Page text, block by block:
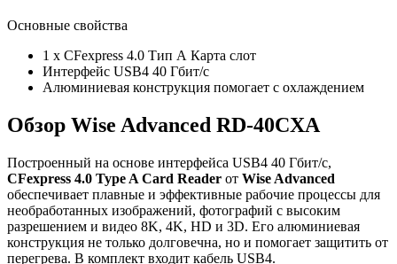
Основные свойства
1 x CFexpress 4.0 Тип А Карта слот
Интерфейс USB4 40 Гбит/с
Алюминиевая конструкция помогает с охлаждением
Обзор Wise Advanced RD-40CXA
Построенный на основе интерфейса USB4 40 Гбит/с,
CFexpress 4.0 Type A Card Reader от Wise Advanced
обеспечивает плавные и эффективные рабочие процессы для
необработанных изображений, фотографий с высоким
разрешением и видео 8K, 4K, HD и 3D. Его алюминиевая
конструкция не только долговечна, но и помогает защитить от
перегрева. В комплект входит кабель USB4.